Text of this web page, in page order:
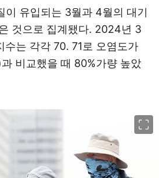
이 유입되는 3월과 4월의 대기
것으로 집계됐다. 2024년 3
수는 각각 70. 71로 오염도가
비교했을 때 80%가량 높았